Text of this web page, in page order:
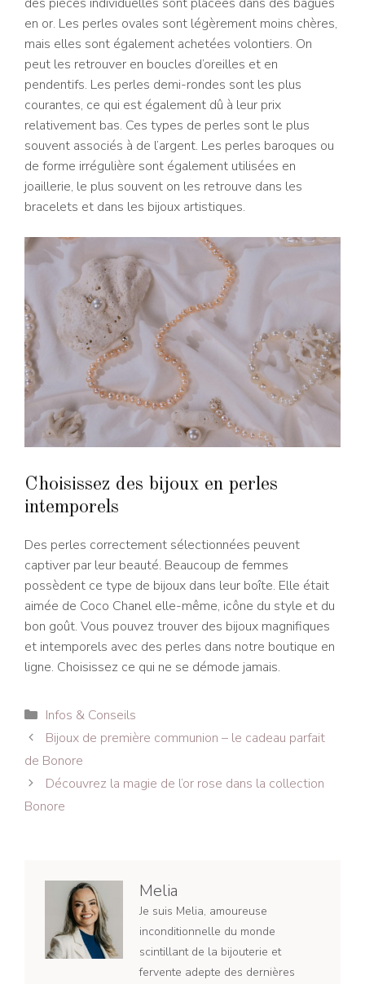
en or. Les perles ovales sont légèrement moins chères,
mais elles sont également achetées volontiers. On
peut les retrouver en boucles d’oreilles et en
pendentifs. Les perles demi-rondes sont les plus
courantes, ce qui est également dû à leur prix
relativement bas. Ces types de perles sont le plus
souvent associés à de l’argent. Les perles baroques ou
de forme irrégulière sont également utilisées en
joaillerie, le plus souvent on les retrouve dans les
bracelets et dans les bijoux artistiques.
Choisissez des bijoux en perles
intemporels
Des perles correctement sélectionnées peuvent
captiver par leur beauté. Beaucoup de femmes
possèdent ce type de bijoux dans leur boîte. Elle était
aimée de Coco Chanel elle-même, icône du style et du
bon goût. Vous pouvez trouver des bijoux magnifiques
et intemporels avec des perles dans notre boutique en
ligne. Choisissez ce qui ne se démode jamais.
Catégories
Infos & Conseils
Navigation
des
articles
Bijoux de première communion – le cadeau parfait
de Bonore
Découvrez la magie de l’or rose dans la collection
Bonore
Melia
Je suis Melia, amoureuse
inconditionnelle du monde
scintillant de la bijouterie et
fervente adepte des dernières